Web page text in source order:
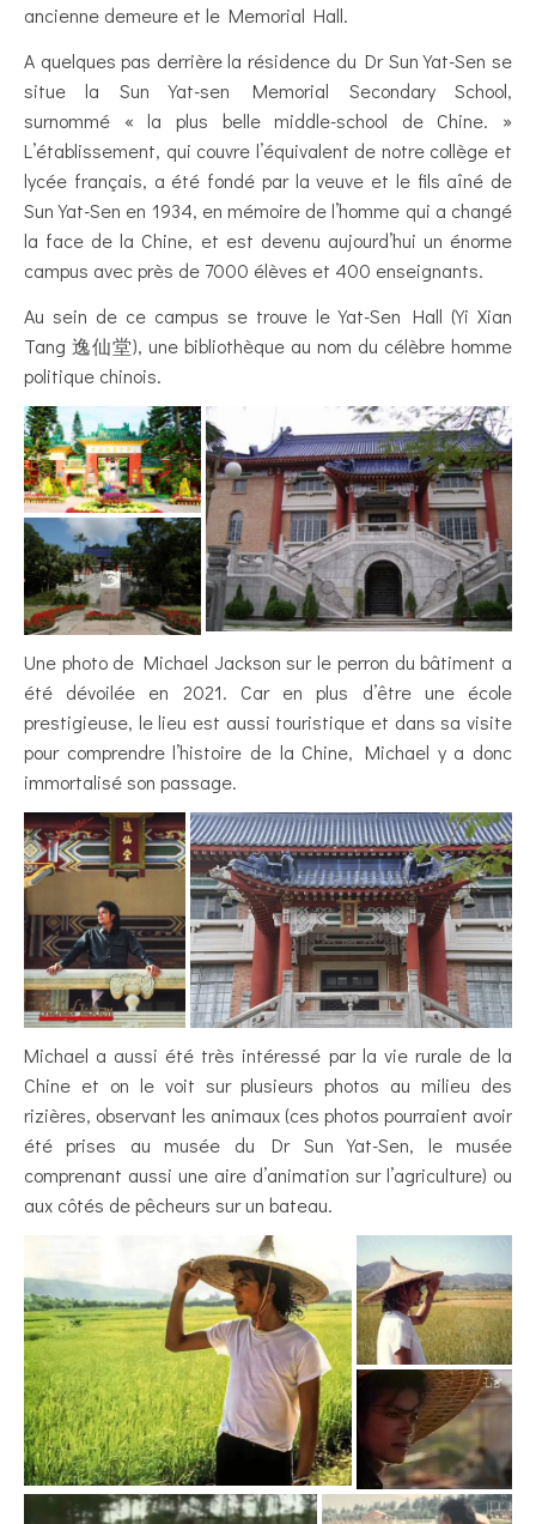
ancienne demeure et le Memorial Hall.
A quelques pas derrière la résidence du Dr Sun Yat-Sen se
situe la Sun Yat-sen Memorial Secondary School,
surnommé « la plus belle middle-school de Chine. »
L’établissement, qui couvre l’équivalent de notre collège et
lycée français, a été fondé par la veuve et le fils aîné de
Sun Yat-Sen en 1934, en mémoire de l’homme qui a changé
la face de la Chine, et est devenu aujourd’hui un énorme
campus avec près de 7000 élèves et 400 enseignants.
Au sein de ce campus se trouve le Yat-Sen Hall (Yi Xian
Tang 逸仙堂), une bibliothèque au nom du célèbre homme
politique chinois.
Une photo de Michael Jackson sur le perron du bâtiment a
été dévoilée en 2021. Car en plus d’être une école
prestigieuse, le lieu est aussi touristique et dans sa visite
pour comprendre l’histoire de la Chine, Michael y a donc
immortalisé son passage.
Michael a aussi été très intéressé par la vie rurale de la
Chine et on le voit sur plusieurs photos au milieu des
rizières, observant les animaux (ces photos pourraient avoir
été prises au musée du Dr Sun Yat-Sen, le musée
comprenant aussi une aire d’animation sur l’agriculture) ou
aux côtés de pêcheurs sur un bateau.